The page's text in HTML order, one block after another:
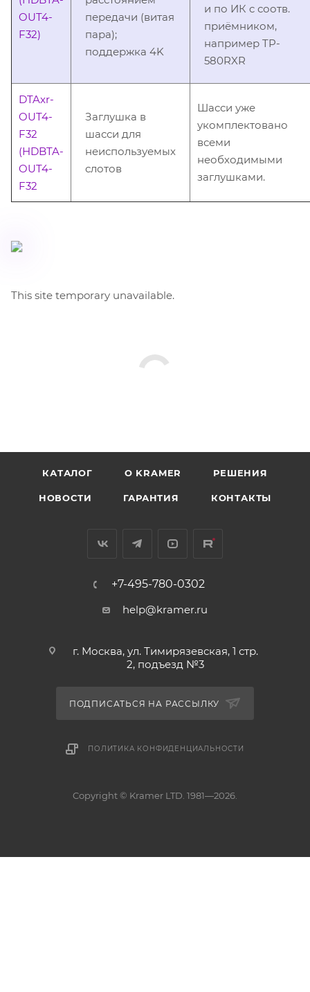
OUT4-
F32)
передачи (витая
пара);
поддержка 4K
и по ИК c соотв.
приёмником,
например TP-
580RXR
DTAxr-
OUT4-
F32
(HDBTA-
OUT4-
F32
Заглушка в
шасси для
неиспользуемых
слотов
Шасси уже
укомплектовано
всеми
необходимыми
заглушками.
This site temporary unavailable.
КАТАЛОГ O KRAMER РЕШЕНИЯ
НОВОСТИ ГАРАНТИЯ КОНТАКТЫ
+7-495-780-0302
help@kramer.ru
г. Москва, ул. Тимирязевская, 1 стр.
2, подъезд №3
ПОДПИСАТЬСЯ НА РАССЫЛКУ
ПОЛИТИКА КОНФИДЕНЦИАЛЬНОСТИ
Copyright © Kramer LTD. 1981—2026.